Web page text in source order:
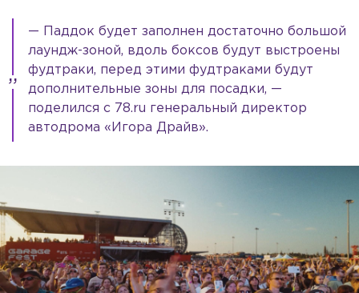
— Паддок будет заполнен достаточно большой
лаундж-зоной, вдоль боксов будут выстроены
фудтраки, перед этими фудтраками будут
дополнительные зоны для посадки, —
поделился с 78.ru генеральный директор
автодрома «Игора Драйв».